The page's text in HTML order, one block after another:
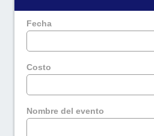
Fecha
Costo
Nombre del evento